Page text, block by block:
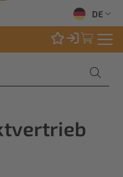
DE